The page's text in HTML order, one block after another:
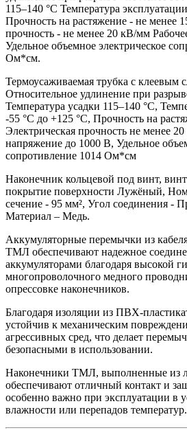
115–140 °C Температура
Прочность на растяжение - не менее
прочность - не менее 20 кВ/мм
Удельное объемное электрическое
Ом*см.
Термоусаживаемая трубка с клеевым
Относительное удлинение при
Температура усадки 115–140 °C,
-55 °C до +125 °C, Прочность на
Электрическая прочность не менее
напряжение до 1000 В, Удельное
сопротивление 1014 Ом*см
Наконечник кольцевой под винт,
покрытие поверхности Лужёный,
сечение - 95 мм², Угол соединения -
Материал – Медь.
Аккумуляторные перемычки из
ТМЛ обеспечивают надежное
аккумуляторами благодаря высокой
многопроволочного медного
опрессовке наконечников.
Благодаря изоляции из ПВХ-
устойчив к механическим
агрессивных сред, что делает
безопасными в использовании.
Наконечники ТМЛ, выполненные из
обеспечивают отличный контакт и
особенно важно при эксплуатации в
влажности или перепадов температур.